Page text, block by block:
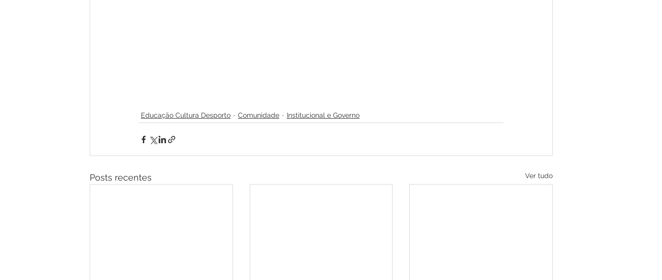
Educação Cultura Desporto Comunidade Institucional e Governo
Posts recentes Ver tudo